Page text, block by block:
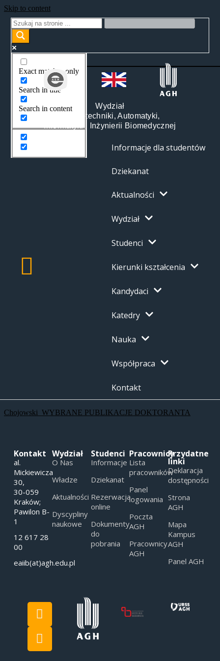
Skip to content
Exact matches only
Search in title
Search in content
Wydział
Elektrotechniki, Automatyki,
Informatyki i Inżynierii Biomedycznej
Informacje dla studentów
Dziekanat
Aktualności
Wydział
Studenci
Kierunki kształcenia
Kandydaci
Katedry
Nauka
Współpraca
Kontakt
Chojowski_WYBRANE PUBLIKACJE DOKTORANTA
Kontakt
al.
Mickiewicza
30,
30-059
Kraków;
Pawilon B-
1
12 617 28
00
eaiib(at)agh.edu.pl
Wydział
O Nas
Władze
Aktualności
Dyscypliny
naukowe
Studenci
Informacje
Dziekanat
Rezerwacja
online
Dokumenty
do
pobrania
Pracownicy
Lista
pracowników
Panel
logowania
Poczta
AGH
Pracownicy
AGH
Przydatne
linki
Deklaracja
dostępności
Strona
AGH
Mapa
Kampus
AGH
Panel AGH